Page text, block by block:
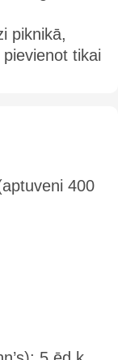
piknikā,
tikai
400